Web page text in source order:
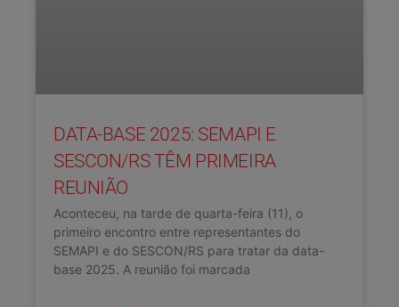
DATA-BASE 2025: SEMAPI E
SESCON/RS TÊM PRIMEIRA
REUNIÃO
Aconteceu, na tarde de quarta-feira (11), o
primeiro encontro entre representantes do
SEMAPI e do SESCON/RS para tratar da data-
base 2025. A reunião foi marcada